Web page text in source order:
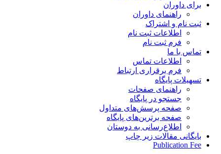
برای داوران
راهنمای داوران
ثبت نام و اشتراک
اطلاعات ثبت نام
فرم ثبت نام
تماس با ما
اطلاعات تماس
فرم برقراری ارتباط
تسهیلات پایگاه
راهنمای صفحات
جستجو در پایگاه
صفحه پرسش‌های متداول
صفحه برترین‌های پایگاه
اطلاع‌رسانی به دوستان
بایگانی مقالات زیر چاپ
Publication Fee